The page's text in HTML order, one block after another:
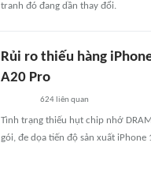
tranh đó đang dần thay đổi.
Rủi ro thiếu hàng
A20 Pro
624liên quan
Tình trạng thiếu hụt chip nhớ
gói, đe dọa tiến độ sản xuất iPhone